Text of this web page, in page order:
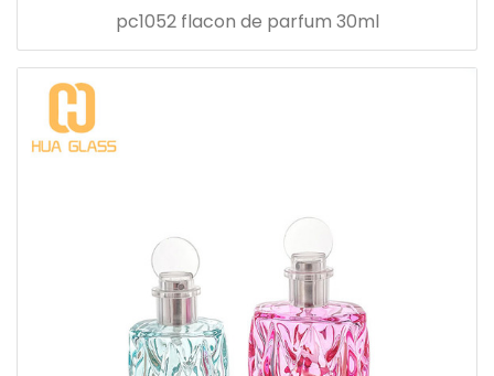
pc1052 flacon de parfum 30ml